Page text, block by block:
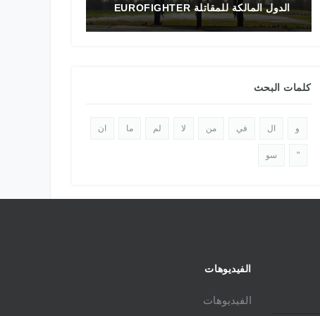
الدول المالكة للمقاتلة EUROFIGHTER
كلمات البحث
و ال في من لا لم ما ان
" سو
الفيديوهات
الفيديوهات